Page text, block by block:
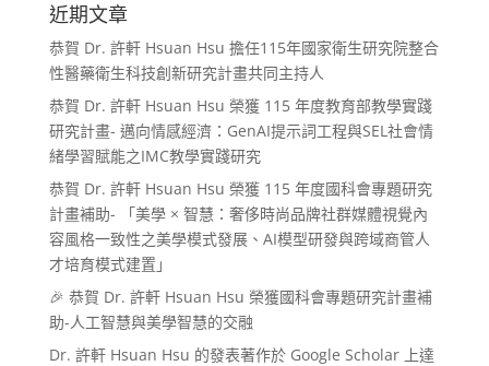
近期文章
恭賀 Dr. 許軒 Hsuan Hsu 擔任115年國家衛生研究院整合
性醫藥衛生科技創新研究計畫共同主持人
恭賀 Dr. 許軒 Hsuan Hsu 榮獲 115 年度教育部教學實踐
研究計畫- 邁向情感經濟：GenAI提示詞工程與SEL社會情
緒學習賦能之IMC教學實踐研究
恭賀 Dr. 許軒 Hsuan Hsu 榮獲 115 年度國科會專題研究
計畫補助- 「美學 × 智慧：奢侈時尚品牌社群媒體視覺內
容風格一致性之美學模式發展、AI模型研發與跨域商管人
才培育模式建置」
🎉 恭賀 Dr. 許軒 Hsuan Hsu 榮獲國科會專題研究計畫補
助-人工智慧與美學智慧的交融
Dr. 許軒 Hsuan Hsu 的發表著作於 Google Scholar 上達